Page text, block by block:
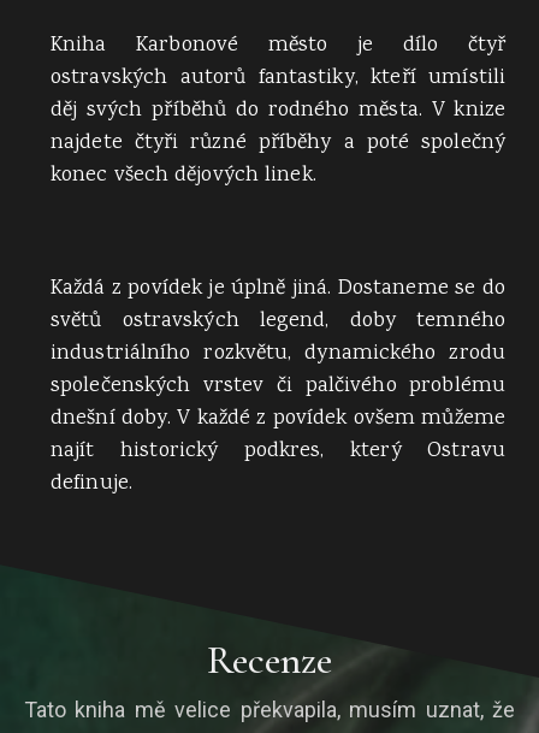
Kniha Karbonové město je dílo čtyř
ostravských autorů fantastiky, kteří umístili
děj svých příběhů do rodného města. V knize
najdete čtyři různé příběhy a poté společný
konec všech dějových linek.
Každá z povídek je úplně jiná. Dostaneme se do
světů ostravských legend, doby temného
industriálního rozkvětu, dynamického zrodu
společenských vrstev či palčivého problému
dnešní doby. V každé z povídek ovšem můžeme
najít historický podkres, který Ostravu
definuje.
Recenze
Tato kniha mě velice překvapila, musím uznat, že